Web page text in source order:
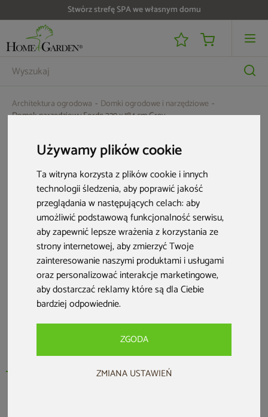
Używamy plików cookie
Ta witryna korzysta z plików cookie i innych
technologii śledzenia, aby poprawić jakość
przeglądania w następujących celach:aby
umożliwić podstawową funkcjonalność serwisu,
aby zapewnić lepsze wrażenia z korzystania ze
strony internetowej,aby zmierzyć Twoje
zainteresowanie naszymi produktami i usługami
oraz personalizować interakcje marketingowe,
aby dostarczać reklamy które są dla Ciebie
bardziej odpowiednie.
ZGODA
ZMIANA USTAWIEŃ
Stwórz strefę SPA we własnym domu
Architektura ogrodowa
Domki ogrodowe i narzędziowe
Domek narzędziowy Forde 239 x 184 cm Grey